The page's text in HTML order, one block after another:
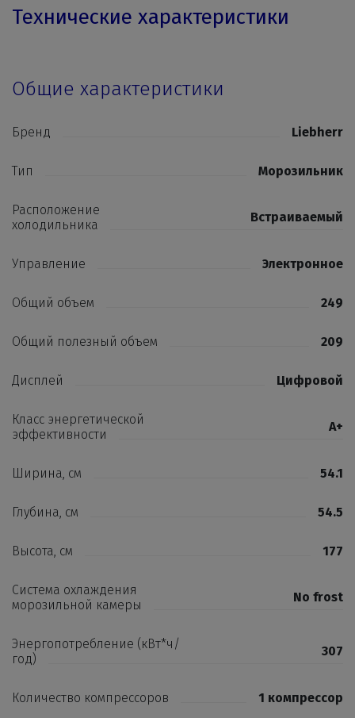
Технические характеристики
Общие характеристики
Бренд Liebherr
Тип Морозильник
Расположение
холодильника
Встраиваемый
Управление Электронное
Общий объем 249
Общий полезный объем 209
Дисплей Цифровой
Класс энергетической
эффективности
А+
Ширина, см 54.1
Глубина, см 54.5
Высота, см 177
Система охлаждения
морозильной камеры
No frost
Энергопотребление (кВт*ч/
год)
307
Количество компрессоров 1 компрессор